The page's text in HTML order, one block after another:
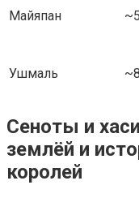
Майяпан
Ушмаль
Сеноты и
землёй и
королей